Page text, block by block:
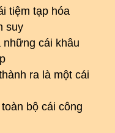
tiệm tạp hóa
suy
cái khâu
ra là một cái
bộ cái công